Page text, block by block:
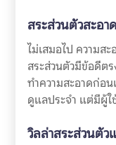
สระส่วนตัวสะอา
ไม่เสมอไป ความส
สระส่วนตัวมีข้อดีต
ทำความสะอาดก่อ
ดูแลประจำ แต่มีผู้ใ
วิลล่าสระส่วนตัว